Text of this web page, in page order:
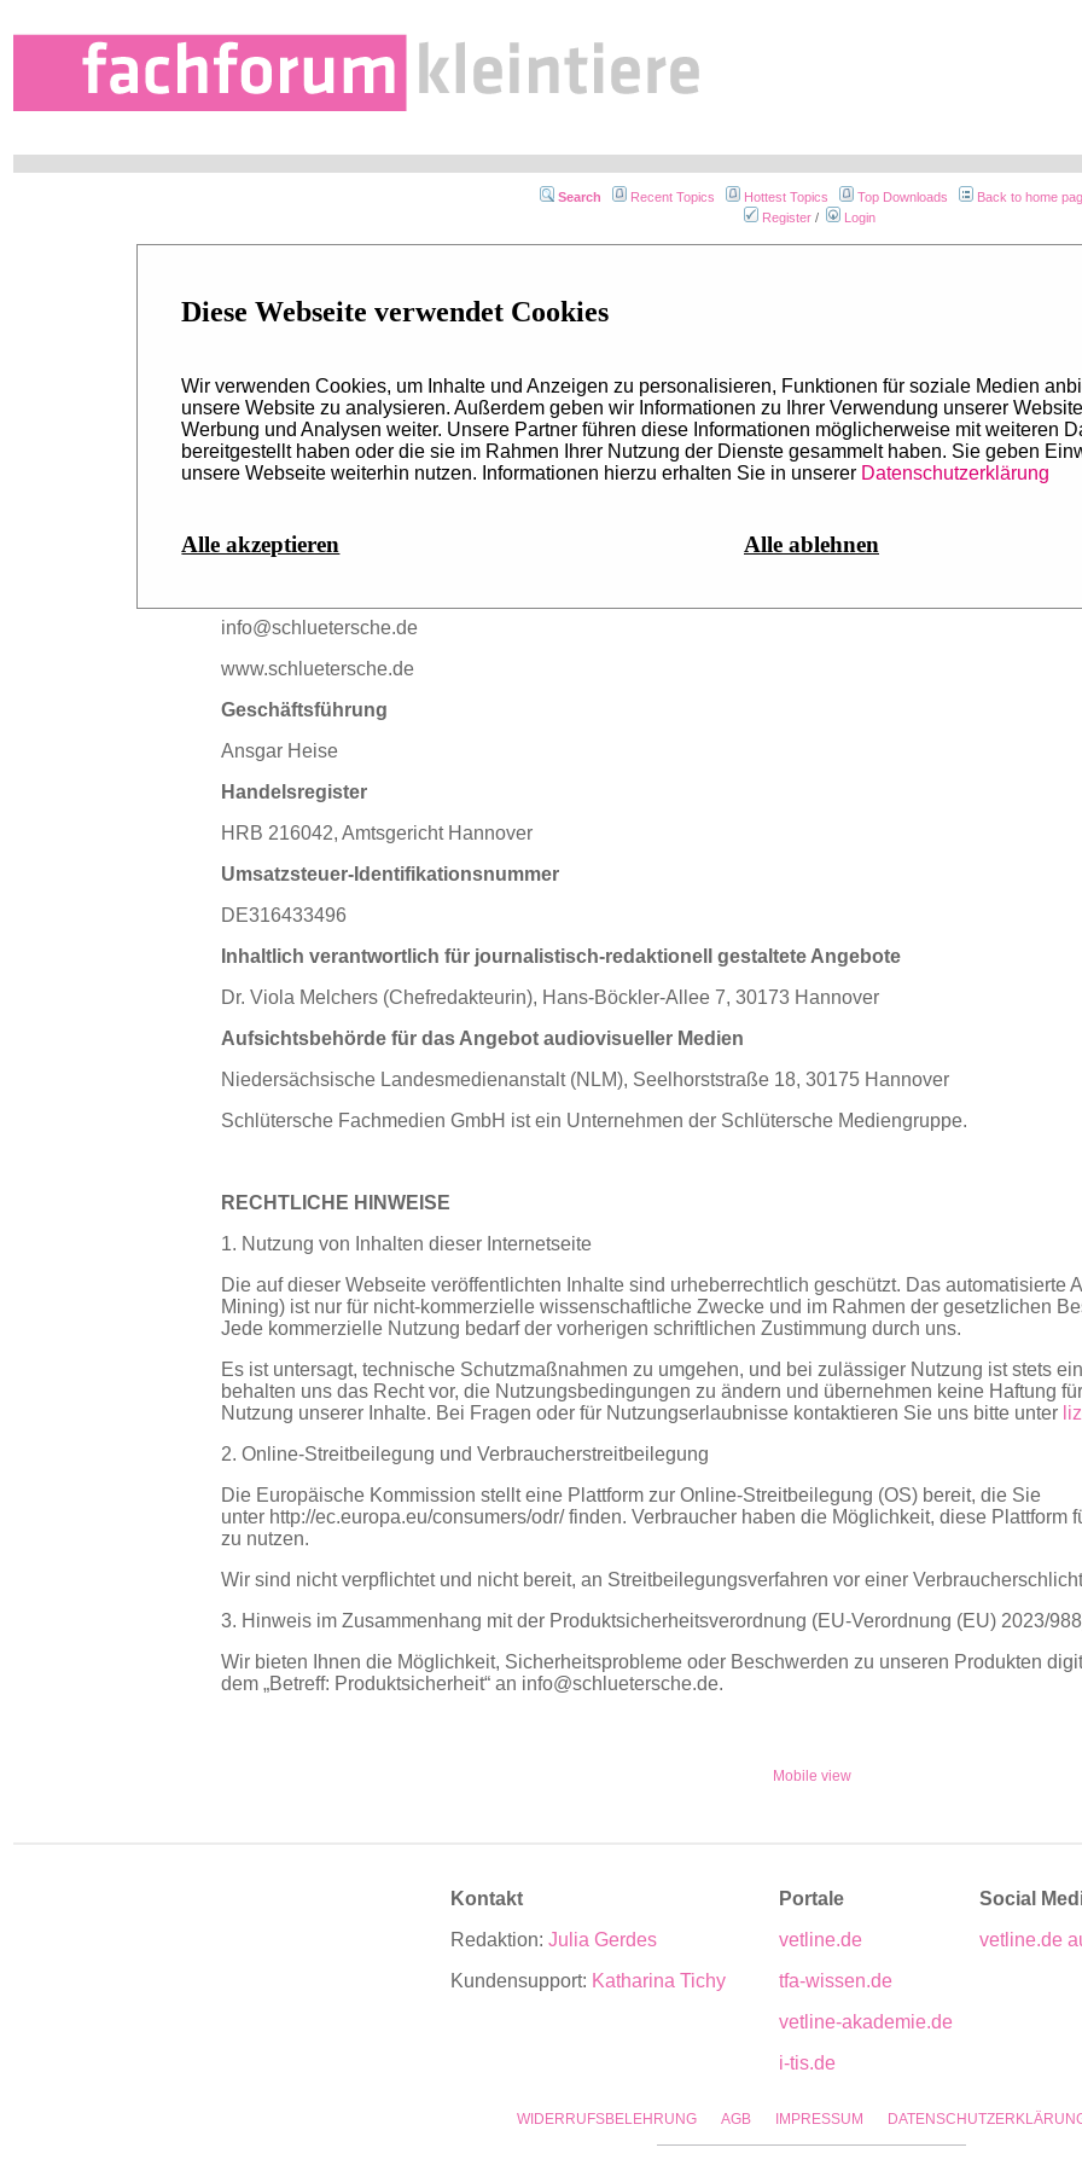
Search Recent Topics Hottest Topics Top Downloads
Back to home
Register / Login
Impressum
Anbieterkennzeichnung für alle unsere Online-Präsenzen, Social-Media-Kanäle und Apps:
Hans-Böckler-Allee 7, 30173 Hannover
info@schluetersche.de
www.schluetersche.de
Geschäftsführung
Ansgar Heise
Handelsregister
HRB 216042, Amtsgericht Hannover
Umsatzsteuer-Identifikationsnummer
DE316433496
Inhaltlich verantwortlich für journalistisch-redaktionell gestaltete Angebote
Dr. Viola Melchers (Chefredakteurin), Hans-Böckler-Allee 7, 30173 Hannover
Aufsichtsbehörde für das Angebot audiovisueller Medien
Niedersächsische Landesmedienanstalt (NLM), Seelhorststraße 18, 30175 Hannover
Schlütersche Fachmedien GmbH ist ein Unternehmen der Schlütersche Mediengruppe.
RECHTLICHE HINWEISE
1. Nutzung von Inhalten dieser Internetseite
Die auf dieser Webseite veröffentlichten Inhalte sind urheberrechtlich geschützt. Das automatisierte
Mining) ist nur für nicht-kommerzielle wissenschaftliche Zwecke und im Rahmen der gesetzlichen
Jede kommerzielle Nutzung bedarf der vorherigen schriftlichen Zustimmung durch uns.
Es ist untersagt, technische Schutzmaßnahmen zu umgehen, und bei zulässiger Nutzung ist stets
behalten uns das Recht vor, die Nutzungsbedingungen zu ändern und übernehmen keine Haftung
Nutzung unserer Inhalte. Bei Fragen oder für Nutzungserlaubnisse kontaktieren Sie uns bitte unter
2. Online-Streitbeilegung und Verbraucherstreitbeilegung
Die Europäische Kommission stellt eine Plattform zur Online-Streitbeilegung (OS) bereit, die Sie
unter http://ec.europa.eu/consumers/odr/finden. Verbraucher haben die Möglichkeit, diese Plattform
zu nutzen.
Wir sind nicht verpflichtet und nicht bereit, an Streitbeilegungsverfahren vor einer
3. Hinweis im Zusammenhang mit der Produktsicherheitsverordnung (EU-Verordnung (EU) 2023/
Wir bieten Ihnen die Möglichkeit, Sicherheitsprobleme oder Beschwerden zu unseren Produkten
dem „Betreff: Produktsicherheit“ an info@schluetersche.de.
Mobile view
Kontakt
Redaktion: Julia Gerdes
Kundensupport: Katharina Tichy
Portale
vetline.de
tfa-wissen.de
vetline-akademie.de
i-tis.de
Social
vetline.de
WIDERRUFSBELEHRUNG AGB IMPRESSUM
Diese Webseite verwendet Cookies
Wir verwenden Cookies, um Inhalte und Anzeigen zu personalisieren, Funktionen für soziale Medien
unsere Website zu analysieren. Außerdem geben wir Informationen zu Ihrer Verwendung unserer
Werbung und Analysen weiter. Unsere Partner führen diese Informationen möglicherweise mit weiteren
bereitgestellt haben oder die sie im Rahmen Ihrer Nutzung der Dienste gesammelt haben. Sie geben
unsere Webseite weiterhin nutzen. Informationen hierzu erhalten Sie in unserer Datenschutzerklärung
Alle akzeptieren Alle ablehnen